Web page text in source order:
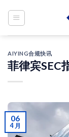
AIYING合规快讯
菲律宾SEC
06
4 月